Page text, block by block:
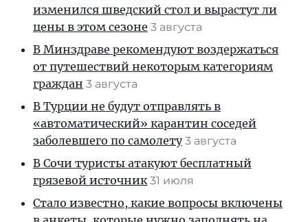
изменился шведский стол и вырастут ли
цены в этом сезоне 3 августа
В Минздраве рекомендуют воздержаться
от путешествий некоторым категориям
граждан 3 августа
В Турции не будут отправлять в
«автоматический» карантин соседей
заболевшего по самолету 3 августа
В Сочи туристы атакуют бесплатный
грязевой источник 31 июля
Стало известно, какие вопросы включены